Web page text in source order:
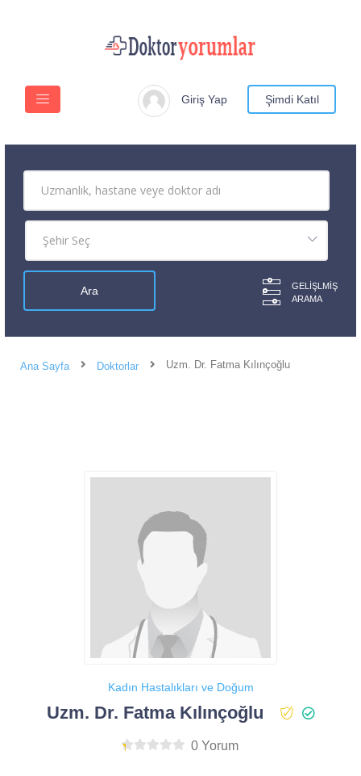
Giriş Yap Şimdi Katıl
GELIŞLMIŞ
ARAMA
Ana Sayfa Doktorlar Uzm. Dr. Fatma Kılınçoğlu
Kadın Hastalıkları ve Doğum
Uzm. Dr. Fatma Kılınçoğlu
0 Yorum